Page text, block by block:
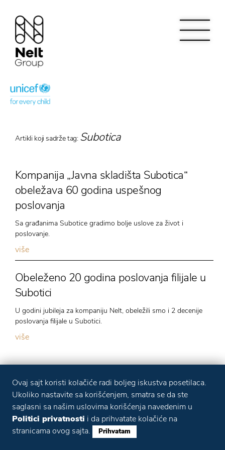
Artikli koji sadrže tag: Subotica
Kompanija „Javna skladišta Subotica“
obeležava 60 godina uspešnog
poslovanja
Sa građanima Subotice gradimo bolje uslove za život i
poslovanje.
više
Obeleženo 20 godina poslovanja filijale u
Subotici
U godini jubileja za kompaniju Nelt, obeležili smo i 2 decenije
poslovanja filijale u Subotici.
više
Ovaj sajt koristi kolačiće radi boljeg iskustva posetilaca.
Ukoliko nastavite sa korišćenjem, smatra se da ste
saglasni sa našim uslovima korišćenja navedenim u
Politici privatnosti i da prihvatate kolačiće na
stranicama ovog sajta.
Prihvatam